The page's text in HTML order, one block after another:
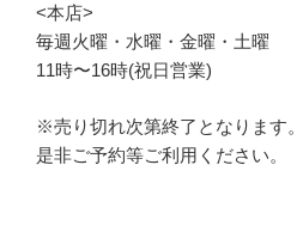
<本店>
毎週火曜・水曜・金曜・土曜
11時〜16時(祝日営業)
※売り切れ次第終了となります。
是非ご予約等ご利用ください。